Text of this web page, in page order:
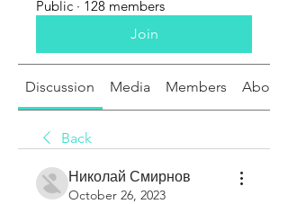
Public · 128 members
Join
Discussion Media Members About
Back
Николай Смирнов
October 26, 2023